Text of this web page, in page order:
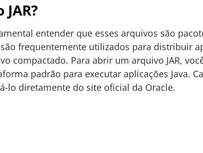
entender que esses arquivos são
são frequentemente utilizados para distribuir
compactado. Para abrir um arquivo JAR,
padrão para executar aplicações Java.
lo diretamente do site oficial da Oracle.